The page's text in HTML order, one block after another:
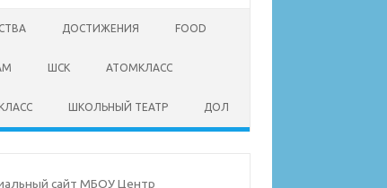
ДОСТИЖЕНИЯ FOOD
ШСК АТОМКЛАСС
ШКОЛЬНЫЙ ТЕАТР ДОЛ
сайт МБОУ Центр